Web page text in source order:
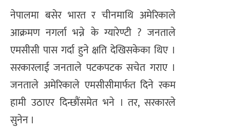
नेपालमा बसेर भारत र चीनमाथि अमेरिकाले
आक्रमण नगर्ला भन्ने के ग्यारेण्टी ? जनताले
एमसीसी पास गर्दा हुने क्षति देखिसकेका थिए ।
सरकारलाई जनताले पटकपटक सचेत गराए ।
जनताले अमेरिकाले एमसीसीमार्फत दिने रकम
हामी उठाएर दिन्छौंसमेत भने । तर, सरकारले
सुनेन ।